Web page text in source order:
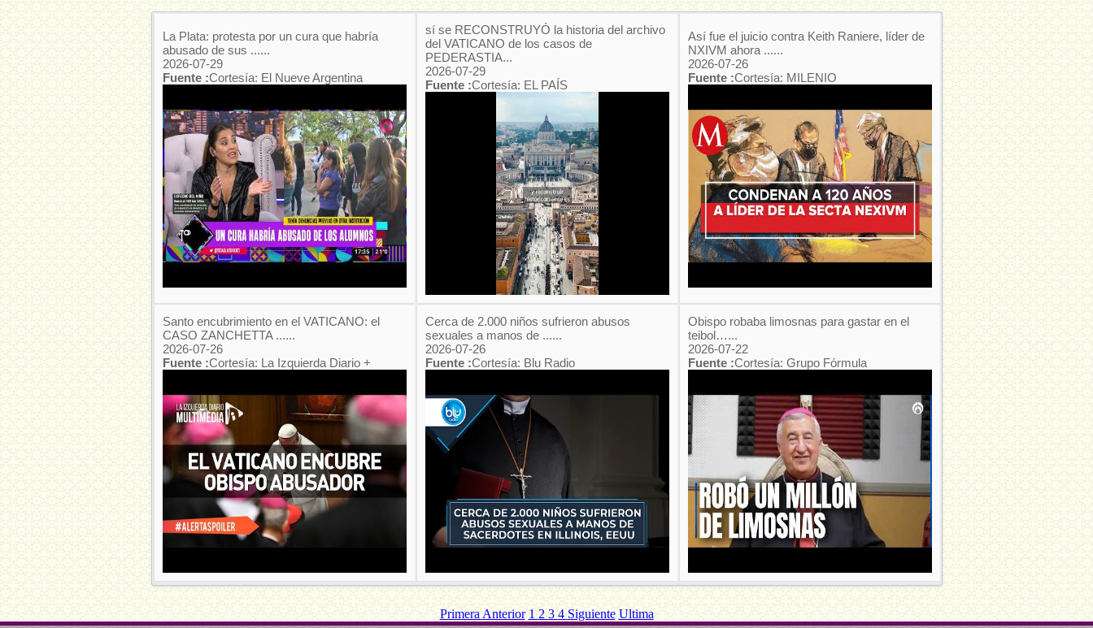
La Plata: protesta por un cura que habría
abusado de sus ......
2026-07-29
Fuente :Cortesía: El Nueve Argentina
sí se RECONSTRUYÓ la historia del archivo
del VATICANO de los casos de
PEDERASTIA...
2026-07-29
Fuente :Cortesía: EL PAÍS
Así fue el juicio contra Keith Raniere, líder de
NXIVM ahora ......
2026-07-26
Fuente :Cortesía: MILENIO
Santo encubrimiento en el VATICANO: el
CASO ZANCHETTA ......
2026-07-26
Fuente :Cortesía: La Izquierda Diario +
Cerca de 2.000 niños sufrieron abusos
sexuales a manos de ......
2026-07-26
Fuente :Cortesía: Blu Radio
Obispo robaba limosnas para gastar en el
teibol…...
2026-07-22
Fuente :Cortesía: Grupo Fórmula
Primera Anterior 1 2 3 4 Siguiente Ultima